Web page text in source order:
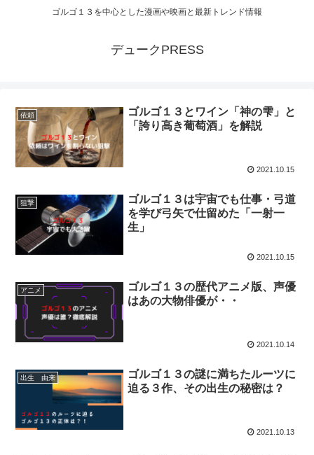
ゴルゴ１３を中心とした漫画や映画と最新トレンド情報
デュークPRESS
依頼
ゴルゴ１３とワイン「神の雫」と
「誇り高き葡萄酒」を解説
2021.10.15
狙撃
ゴルゴ１３は宇宙でも仕事・弓道
を学び弓矢で仕留めた「一射一
生」
2021.10.15
アニメ
ゴルゴ１３の歴代アニメ版、声優
はあの大物俳優が・・
2021.10.14
出生 由来
ゴルゴ１３の謎に満ちたルーツに
迫る３作、その出生の秘密は？
2021.10.13